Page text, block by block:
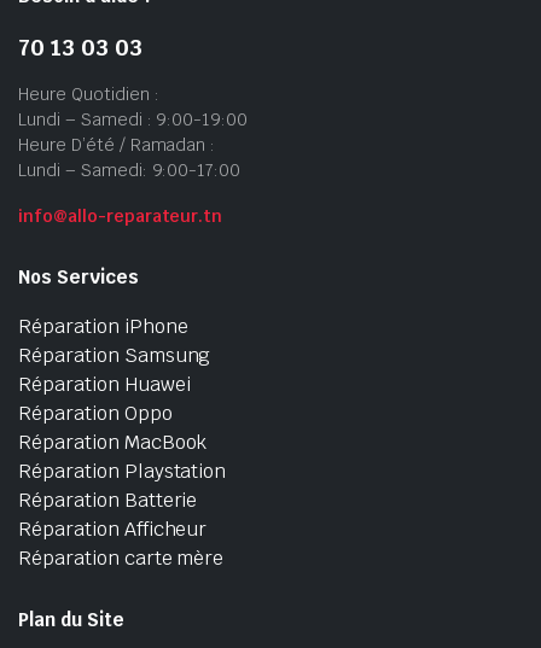
70 13 03 03
Heure Quotidien :
Lundi – Samedi : 9:00-19:00
Heure D’été / Ramadan :
Lundi – Samedi: 9:00-17:00
info@allo-reparateur.tn
Nos Services
Réparation iPhone
Réparation Samsung
Réparation Huawei
Réparation Oppo
Réparation MacBook
Réparation Playstation
Réparation Batterie
Réparation Afficheur
Réparation carte mère
Plan du Site